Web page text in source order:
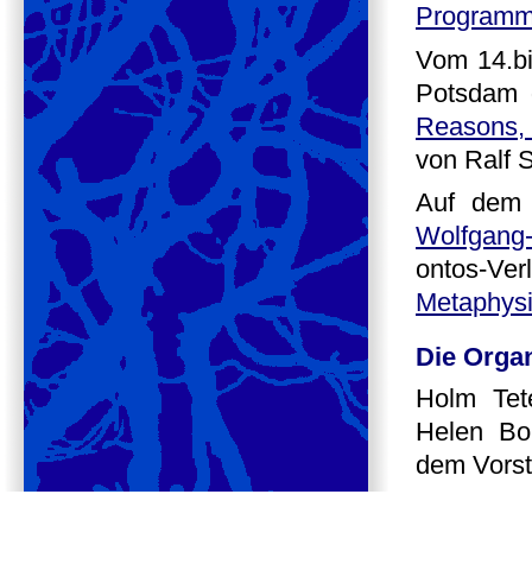
Vom
Potsdam
von Ralf
Auf dem
ontos-
Die
Holm
Helen
dem